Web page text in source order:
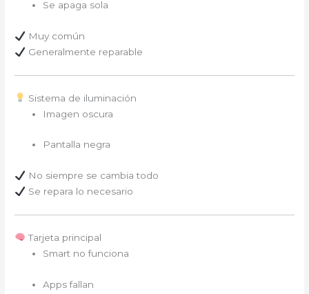
Se apaga sola
Muy común
Generalmente reparable
Sistema de iluminación
Imagen oscura
Pantalla negra
No siempre se cambia todo
Se repara lo necesario
Tarjeta principal
Smart no funciona
Apps fallan